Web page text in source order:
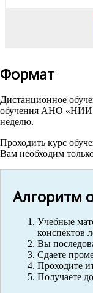
Формат
Дистанционное
обучения АНО «НИИ
неделю.
Проходить курс
Вам необходим
Алгоритм
Учебные
конспектов
Вы
Сдаете
Проходите
Получаете